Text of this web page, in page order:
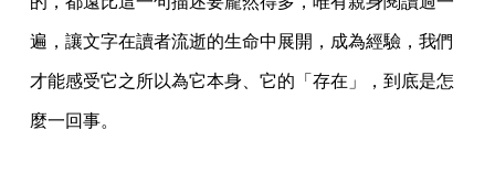
遍，讓文字在讀者流逝的生命中展開，成為經驗，我們
才能感受它之所以為它本身、它的「存在」，到底是怎
麼一回事。